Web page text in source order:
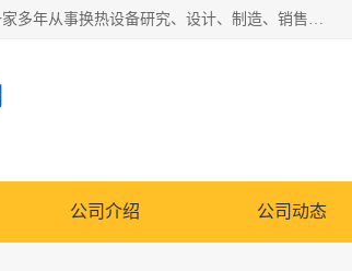
泰州市金锐达换热设备制造有限公司座落于鱼米之乡、祥泰之州一江苏泰州。是一家多年从事换热设备研究、设计、制造、销售、服务于一体的生产企业。
公司介绍 公司动态